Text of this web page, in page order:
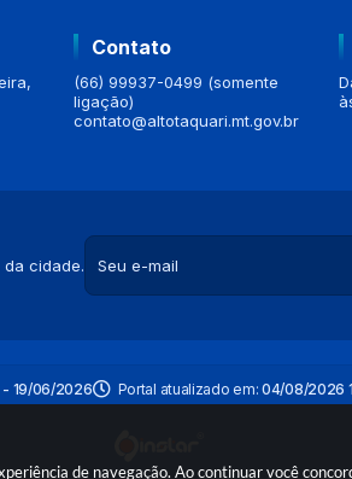
de navegação. Ao continuar você
Contato
(66) 99937-0499 (somente
ligação)
contato@altotaquari.mt.gov.br
cidade.
- 19/06/2026 Portal atualizado em:04/08/2026